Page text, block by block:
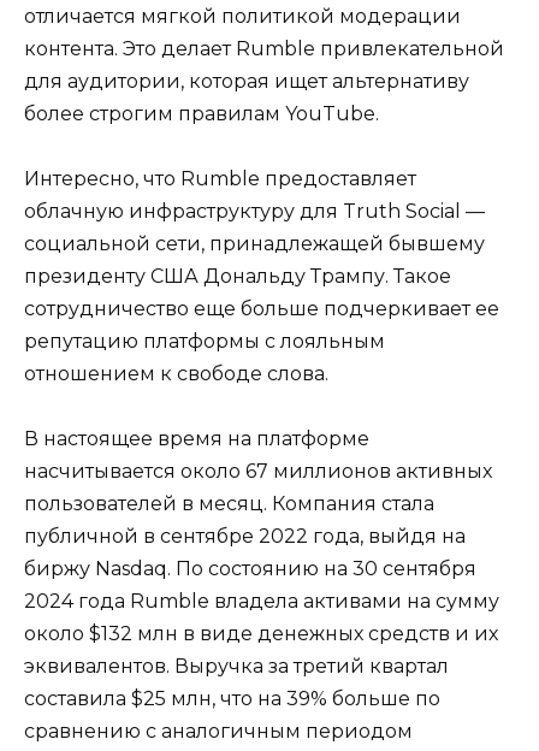
отличается мягкой политикой модерации
контента. Это делает Rumble привлекательной
для аудитории, которая ищет альтернативу
более строгим правилам YouTube.
Интересно, что Rumble предоставляет
облачную инфраструктуру для Truth Social —
социальной сети, принадлежащей бывшему
президенту США Дональду Трампу. Такое
сотрудничество еще больше подчеркивает ее
репутацию платформы с лояльным
отношением к свободе слова.
В настоящее время на платформе
насчитывается около 67 миллионов активных
пользователей в месяц. Компания стала
публичной в сентябре 2022 года, выйдя на
биржу Nasdaq. По состоянию на 30 сентября
2024 года Rumble владела активами на сумму
около $132 млн в виде денежных средств и их
эквивалентов. Выручка за третий квартал
составила $25 млн, что на 39% больше по
сравнению с аналогичным периодом